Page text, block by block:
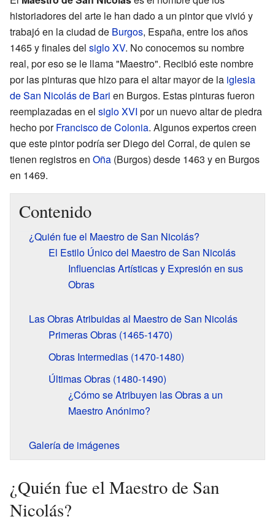
historiadores del arte le han dado a un pintor que vivió y
trabajó en la ciudad de Burgos, España, entre los años
1465 y finales del siglo XV. No conocemos su nombre
real, por eso se le llama "Maestro". Recibió este nombre
por las pinturas que hizo para el altar mayor de la iglesia
de San Nicolás de Bari en Burgos. Estas pinturas fueron
reemplazadas en el siglo XVI por un nuevo altar de piedra
hecho porFrancisco de Colonia. Algunos expertos creen
que este pintor podría ser Diego del Corral, de quien se
tienen registros en Oña (Burgos) desde 1463 y en Burgos
en 1469.
Contenido
¿Quién fue el Maestro de San Nicolás?
El Estilo Único del Maestro de San Nicolás
Influencias Artísticas y Expresión en sus
Obras
Las Obras Atribuidas al Maestro de San Nicolás
Primeras Obras (1465-1470)
Obras Intermedias (1470-1480)
Últimas Obras (1480-1490)
¿Cómo se Atribuyen las Obras a un
Maestro Anónimo?
Galería de imágenes
¿Quién fue el Maestro de San
Nicolás?